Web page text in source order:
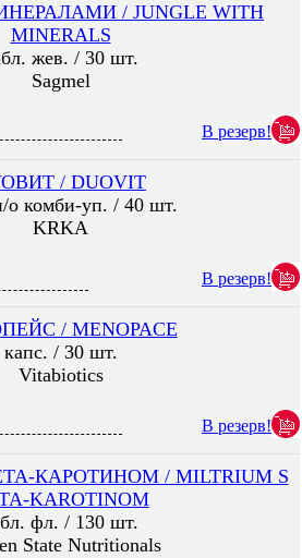
/ JUNGLE WITH
MINERALS
жев. / 30 шт.
Sagmel
В резерв!
/ DUOVIT
о комби-уп. / 40 шт.
KRKA
В резерв!
/ MENOPACE
капс. / 30 шт.
Vitabiotics
В резерв!
КАРОТИНОМ / MILTRIUM S
KAROTINOM
фл. / 130 шт.
State Nutritionals